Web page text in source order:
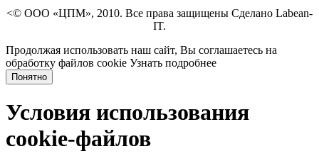
<© ООО «ЦПМ», 2010. Все права защищены Сделано Labean-
IT.
Продолжая использовать наш сайт, Вы соглашаетесь на
обработку файлов cookie Узнать подробнее
Понятно
Условия использования
cookie-файлов